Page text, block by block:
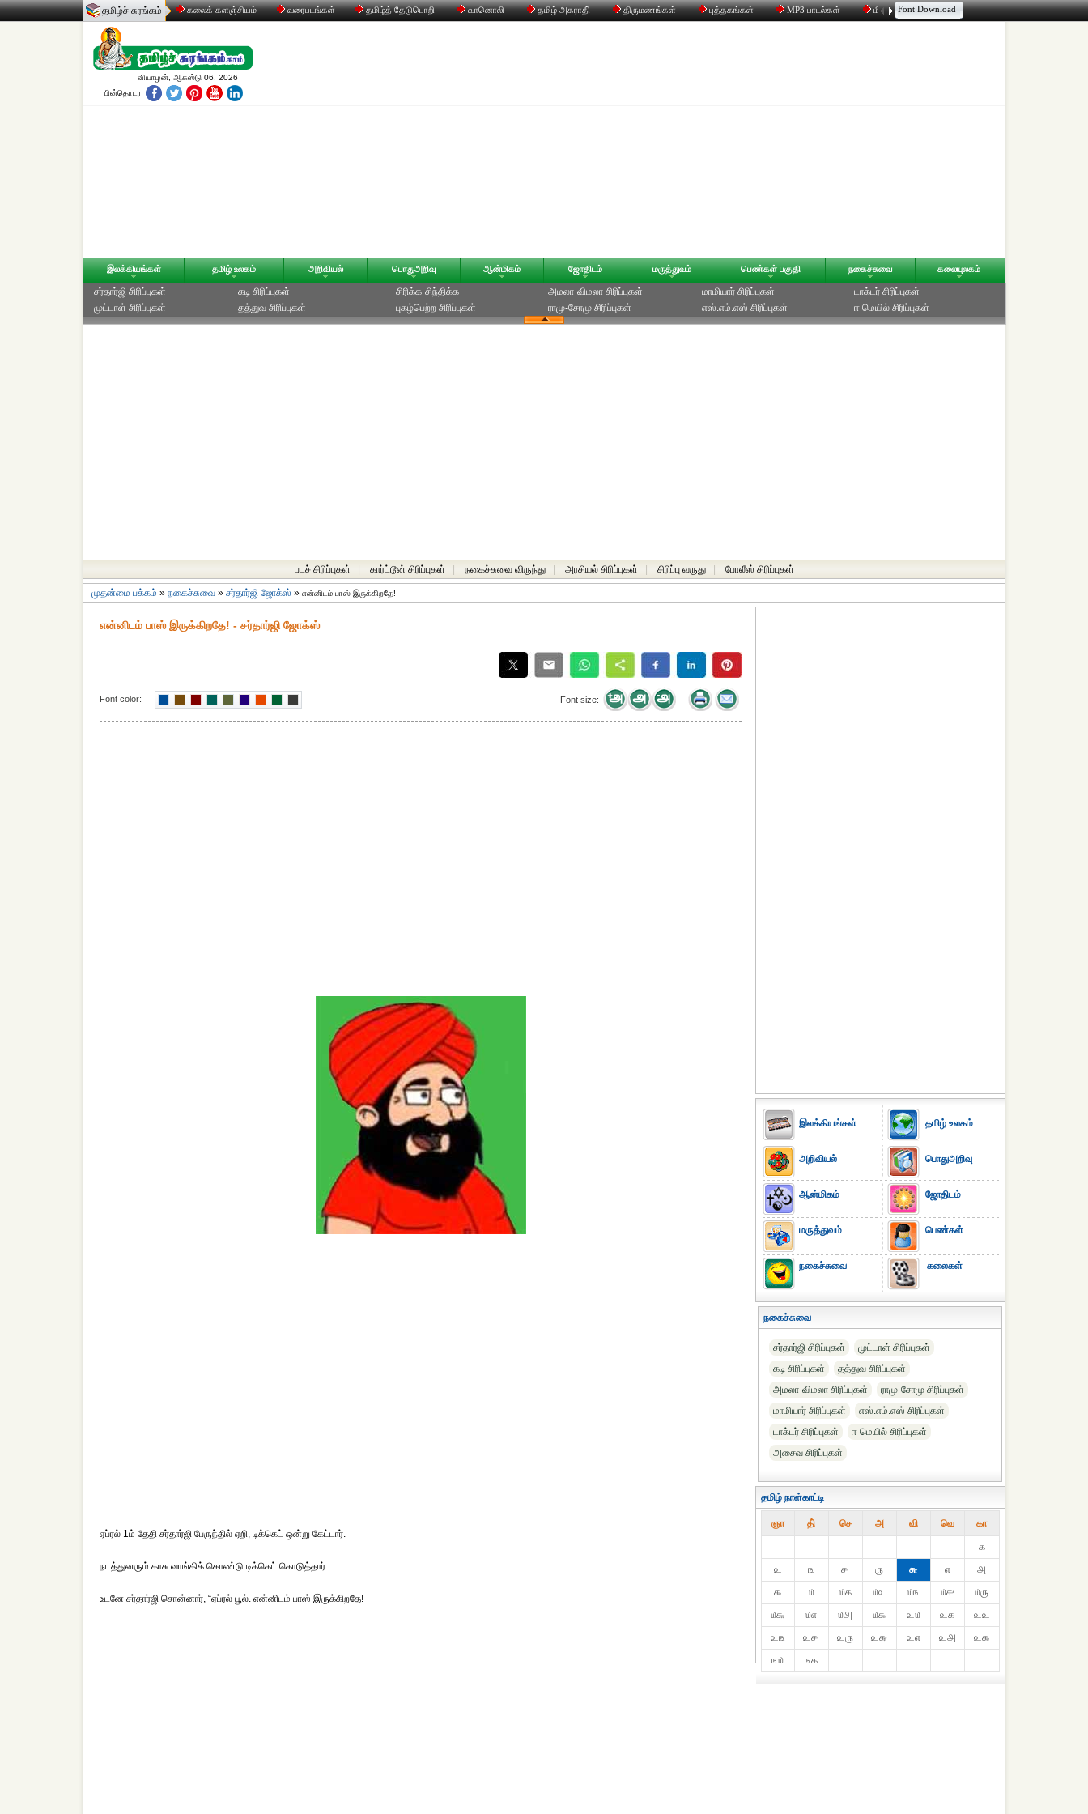
தமிழ்ச் சுரங்கம் கலைக் களஞ்சியம் வரைபடங்கள் தமிழ்த் தேடுபொறி வானொலி தமிழ் அகராதி் திருமணங்கள் புத்தகங்கள் MP3 பாடல்கள் மின்னஞ்சல் திரட்டி உரையாடல்
Font Download
வியாழன், ஆகஸ்டு 06, 2026
பின்தொடர
இலக்கியங்கள் தமிழ் உலகம் அறிவியல் பொதுஅறிவு ஆன்மிகம் ஜோதிடம் மருத்துவம் பெண்கள் பகுதி நகைச்சுவை கலையுலகம்
சர்தார்ஜி சிரிப்புகள்
முட்டாள் சிரிப்புகள்
கடி சிரிப்புகள்
தத்துவ சிரிப்புகள்
சிரிக்க-சிந்திக்க
புகழ்பெற்ற சிரிப்புகள்
அமலா-விமலா சிரிப்புகள்
ராமு-சோமு சிரிப்புகள்
மாமியார் சிரிப்புகள்
எஸ்.எம்.எஸ் சிரிப்புகள்
டாக்டர் சிரிப்புகள்
ஈ மெயில் சிரிப்புகள்
படச் சிரிப்புகள் கார்ட்டூன் சிரிப்புகள் நகைச்சுவை விருந்து அரசியல் சிரிப்புகள் சிரிப்பு வருது போலீஸ் சிரிப்புகள்
முதன்மை பக்கம் » நகைச்சுவை » சர்தார்ஜி ஜோக்ஸ் » என்னிடம் பாஸ் இருக்கிறதே!
என்னிடம் பாஸ் இருக்கிறதே! - சர்தார்ஜி ஜோக்ஸ்
Font color: Font size:
ஏப்ரல் 1ம் தேதி சர்தார்ஜி பேருந்தில் ஏறி, டிக்கெட் ஒன்று கேட்டார்.
நடத்துனரும் காசு வாங்கிக் கொண்டு டிக்கெட் கொடுத்தார்.
உடனே சர்தார்ஜி சொன்னார், “ஏப்ரல் பூல். என்னிடம் பாஸ் இருக்கிறதே!
இலக்கியங்கள்
அறிவியல்
ஆன்மிகம்
மருத்துவம்
நகைச்சுவை
தமிழ் உலகம்
பொதுஅறிவு
ஜோதிடம்
பெண்கள்
கலைகள்
நகைச்சுவை
சர்தார்ஜி சிரிப்புகள்
முட்டாள் சிரிப்புகள்
கடி சிரிப்புகள்
தத்துவ சிரிப்புகள்
அமலா-விமலா சிரிப்புகள்
ராமு-சோமு சிரிப்புகள்
மாமியார் சிரிப்புகள்
எஸ்.எம்.எஸ் சிரிப்புகள்
டாக்டர் சிரிப்புகள்
ஈ மெயில் சிரிப்புகள்
அசைவ சிரிப்புகள்
தமிழ் நாள்காட்டி
ஞா தி் செ அ வி வெ கா
௧
௨
௩ ௪ ௫ ௬ ௭
௮
௯
௰ ௰௧ ௰௨ ௰௩ ௰௪
௰௫
௰௬
௰௭ ௰௮ ௰௯ ௨௰ ௨௧
௨௨
௨௩
௨௪ ௨௫ ௨௬ ௨௭ ௨௮
௨௯
௩௰
௩௧